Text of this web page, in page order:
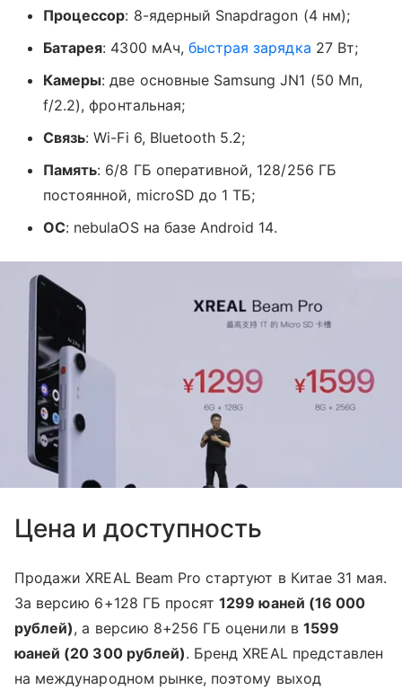
Процессор: 8-ядерный Snapdragon (4 нм);
Батарея: 4300 мАч, быстрая зарядка 27 Вт;
Камеры: две основные Samsung JN1 (50 Мп,
f/2.2), фронтальная;
Связь: Wi-Fi 6, Bluetooth 5.2;
Память: 6/8 ГБ оперативной, 128/256 ГБ
постоянной, microSD до 1 ТБ;
ОС: nebulaOS на базе Android 14.
Цена и доступность
Продажи XREAL Beam Pro стартуют в Китае 31 мая.
За версию 6+128 ГБ просят1299 юаней (16 000
рублей), а версию 8+256 ГБ оценили в 1599
юаней (20 300 рублей). Бренд XREAL представлен
на международном рынке, поэтому выход